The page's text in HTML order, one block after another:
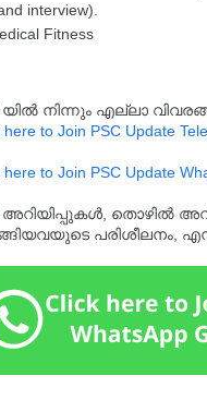
interview).
Fitness
യിൽ നിന്നും എല്ലാ
here to Join PSC Update
here to Join PSC Update
അറിയിപ്പുകൾ, തൊഴിൽ
പരിശീലനം,